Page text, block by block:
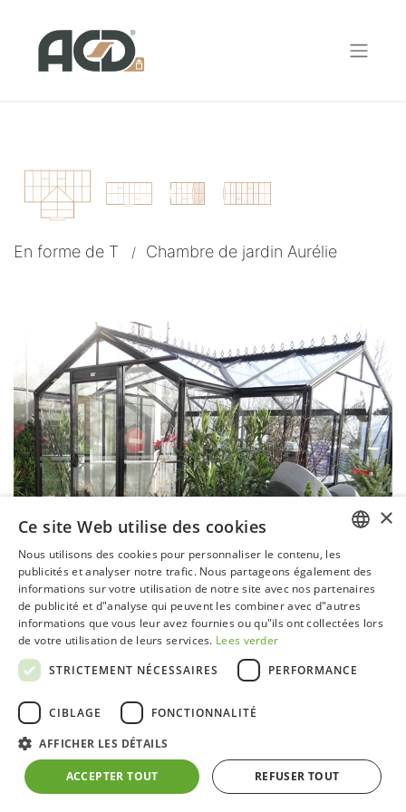
En forme de T / Chambre de jardin Aurélie
Chambre de jardin Aurélie
Structure en aluminium laquée noir (ral9005) avec
ancrage
DUTCH
GERMAN
FRENCH
×
Ce site Web utilise des cookies
Nous utilisons des cookies pour personnaliser le contenu, les
publicités et analyser notre trafic. Nous partageons également des
informations sur votre utilisation de notre site avec nos partenaires
de publicité et d"analyse qui peuvent les combiner avec d"autres
informations que vous leur avez fournies ou qu"ils ont collectées lors
de votre utilisation de leurs services. Lees verder
STRICTEMENT NÉCESSAIRES
PERFORMANCE
CIBLAGE FONCTIONNALITÉ
AFFICHER LES DÉTAILS
ACCEPTER TOUT REFUSER TOUT